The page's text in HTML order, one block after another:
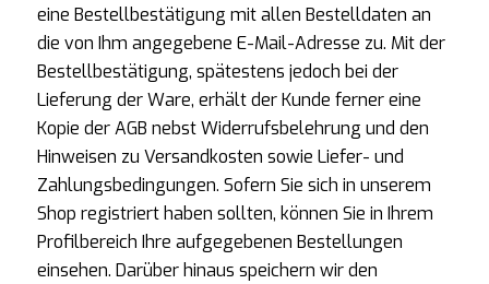
eine Bestellbestätigung mit allen Bestelldaten an
die von Ihm angegebene E-Mail-Adresse zu. Mit der
Bestellbestätigung, spätestens jedoch bei der
Lieferung der Ware, erhält der Kunde ferner eine
Kopie der AGB nebst Widerrufsbelehrung und den
Hinweisen zu Versandkosten sowie Liefer- und
Zahlungsbedingungen. Sofern Sie sich in unserem
Shop registriert haben sollten, können Sie in Ihrem
Profilbereich Ihre aufgegebenen Bestellungen
einsehen. Darüber hinaus speichern wir den